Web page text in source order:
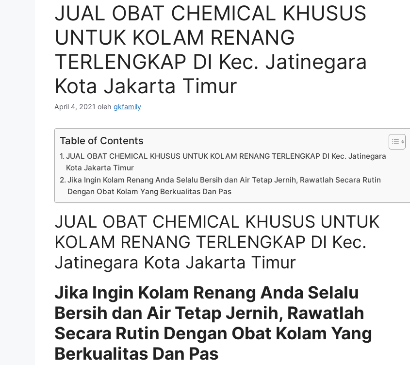
JUAL OBAT CHEMICAL KHUSUS
UNTUK KOLAM RENANG
TERLENGKAP DI Kec. Jatinegara
Kota Jakarta Timur
April 4, 2021 oleh gkfamily
Table of Contents
JUAL OBAT CHEMICAL KHUSUS UNTUK KOLAM RENANG TERLENGKAP DI Kec. Jatinegara
Kota Jakarta Timur
Jika Ingin Kolam Renang Anda Selalu Bersih dan Air Tetap Jernih, Rawatlah Secara Rutin
Dengan Obat Kolam Yang Berkualitas Dan Pas
JUAL OBAT CHEMICAL KHUSUS UNTUK
KOLAM RENANG TERLENGKAP DI Kec.
Jatinegara Kota Jakarta Timur
Jika Ingin Kolam Renang Anda Selalu
Bersih dan Air Tetap Jernih, Rawatlah
Secara Rutin Dengan Obat Kolam Yang
Berkualitas Dan Pas